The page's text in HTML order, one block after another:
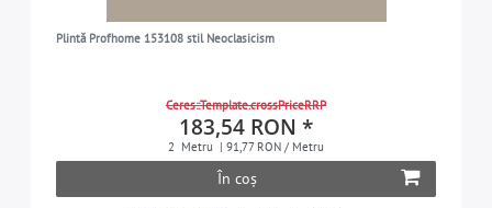
Plintă Profhome 153108 stil Neoclasicism
Ceres::Template.crossPriceRRP
183,54 RON *
2 Metru | 91,77 RON / Metru
În coș